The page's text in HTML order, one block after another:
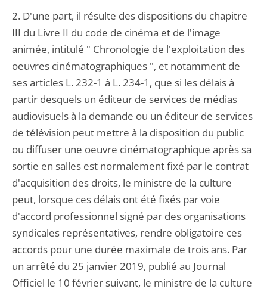
2. D'une part, il résulte des dispositions du chapitre
III du Livre II du code de cinéma et de l'image
animée, intitulé " Chronologie de l'exploitation des
oeuvres cinématographiques ", et notamment de
ses articles L. 232-1 à L. 234-1, que si les délais à
partir desquels un éditeur de services de médias
audiovisuels à la demande ou un éditeur de services
de télévision peut mettre à la disposition du public
ou diffuser une oeuvre cinématographique après sa
sortie en salles est normalement fixé par le contrat
d'acquisition des droits, le ministre de la culture
peut, lorsque ces délais ont été fixés par voie
d'accord professionnel signé par des organisations
syndicales représentatives, rendre obligatoire ces
accords pour une durée maximale de trois ans. Par
un arrêté du 25 janvier 2019, publié au Journal
Officiel le 10 février suivant, le ministre de la culture